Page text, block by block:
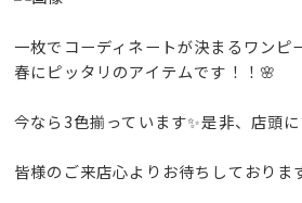
一枚でコーディネートが決まるワンピ
春にピッタリのアイテムです！！🌸
今なら3色揃っています✨是非、店頭
皆様のご来店心よりお待ちしており